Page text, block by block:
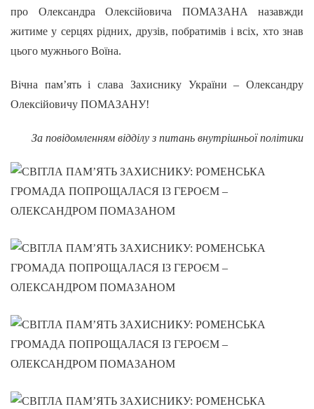
про Олександра Олексійовича ПОМАЗАНА назавжди
житиме у серцях рідних, друзів, побратимів і всіх, хто знав
цього мужнього Воїна.
Вічна пам’ять і слава Захиснику України – Олександру
Олексійовичу ПОМАЗАНУ!
За повідомленням відділу з питань внутрішньої політики